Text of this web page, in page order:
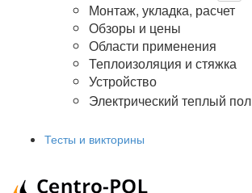
Монтаж, укладка, расчет
Обзоры и цены
Области применения
Теплоизоляция и стяжка
Устройство
Электрический теплый пол
Тесты и викторины